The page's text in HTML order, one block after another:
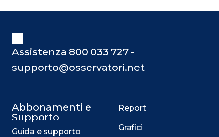
Assistenza 800 033 727 -
supporto@osservatori.net
Abbonamenti e
Supporto
Guida e supporto
Report
Grafici